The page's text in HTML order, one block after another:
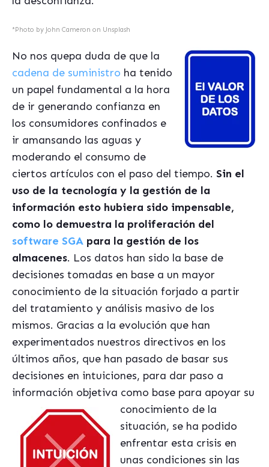
*Photo by John Cameron on Unsplash
No nos quepa duda de que la
cadena de suministro ha tenido
un papel fundamental a la hora
de ir generando confianza en
los consumidores confinados e
ir amansando las aguas y
moderando el consumo de
ciertos artículos con el paso del tiempo. Sin el
uso de la tecnología y la gestión de la
información esto hubiera sido impensable,
como lo demuestra la proliferación del
software SGA para la gestión de los
almacenes. Los datos han sido la base de
decisiones tomadas en base a un mayor
conocimiento de la situación forjado a partir
del tratamiento y análisis masivo de los
mismos. Gracias a la evolución que han
experimentados nuestros directivos en los
últimos años, que han pasado de basar sus
decisiones en intuiciones, para dar paso a
información objetiva como base para apoyar su
conocimiento de la
situación, se ha podido
enfrentar esta crisis en
unas condiciones sin las